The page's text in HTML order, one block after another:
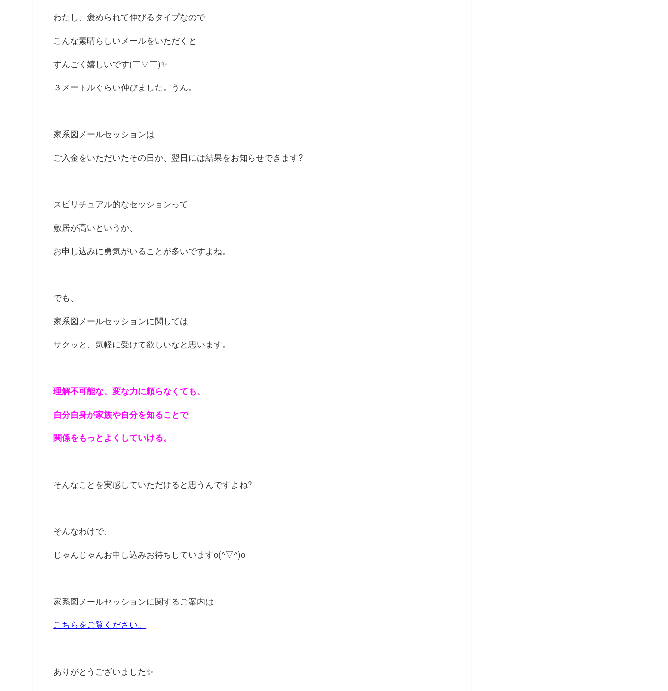
わたし、褒められて伸びるタイプなので
こんな素晴らしいメールをいただくと
すんごく嬉しいです(￣▽￣)✨
３メートルぐらい伸びました。うん。
家系図メールセッションは
ご入金をいただいたその日か、翌日には結果をお知らせできます?
スピリチュアル的なセッションって
敷居が高いというか、
お申し込みに勇気がいることが多いですよね。
でも、
家系図メールセッションに関しては
サクッと、気軽に受けて欲しいなと思います。
理解不可能な、変な力に頼らなくても、
自分自身が家族や自分を知ることで
関係をもっとよくしていける。
そんなことを実感していただけると思うんですよね?
そんなわけで、
じゃんじゃんお申し込みお待ちしていますo(^▽^)o
家系図メールセッションに関するご案内は
こちらをご覧ください。
ありがとうございました✨